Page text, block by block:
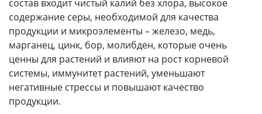
состав входит чистый калий без хлора, высокое
содержание серы, необходимой для качества
продукции и микроэлементы – железо, медь,
марганец, цинк, бор, молибден, которые очень
ценны для растений и влияют на рост корневой
системы, иммунитет растений, уменьшают
негативные стрессы и повышают качество
продукции.